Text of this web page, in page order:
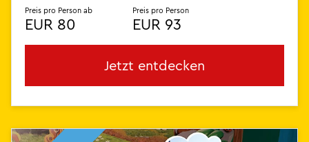
Preis pro Person ab
EUR 80
Preis pro Person
EUR 93
Jetzt entdecken